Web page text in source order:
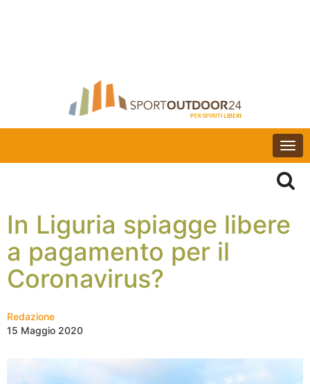
In Liguria spiagge libere
a pagamento per il
Coronavirus?
Redazione
15 Maggio 2020